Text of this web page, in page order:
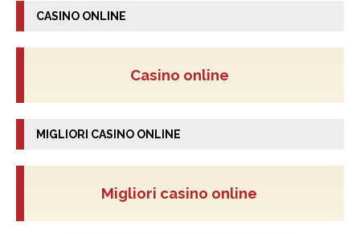
CASINO ONLINE
Casino online
MIGLIORI CASINO ONLINE
Migliori casino online